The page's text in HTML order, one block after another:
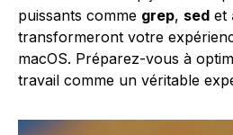
puissants comme grep, sed et
transformeront votre
macOS. Préparez-vous à
travail comme un véritable